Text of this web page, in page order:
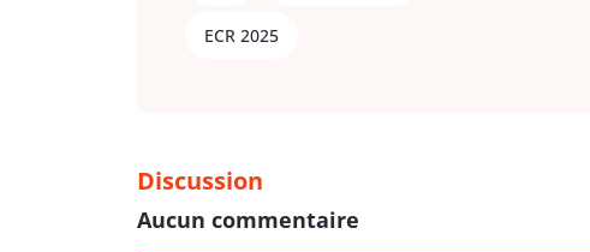
ECR 2025
Discussion
Aucun commentaire